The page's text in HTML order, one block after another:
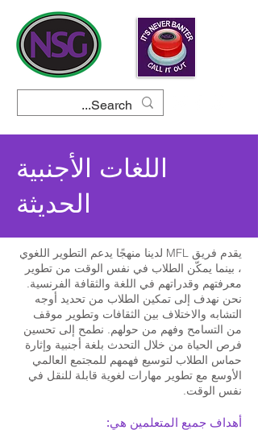
اللغات الأجنبية
الحديثة
يقدم فريق MFL لدينا منهجًا يدعم التطوير اللغوي
، بينما يمكّن الطلاب في نفس الوقت من تطوير
معرفتهم وقدراتهم في اللغة والثقافة الفرنسية.
نحن نهدف إلى تمكين الطلاب من تحديد أوجه
التشابه والاختلاف بين الثقافات وتطوير موقف
من التسامح وفهم من حولهم. نطمح إلى تحسين
فرص الحياة من خلال التحدث بلغة أجنبية وإثارة
حماس الطلاب لتوسيع فهمهم للمجتمع العالمي
الأوسع مع تطوير مهارات لغوية قابلة للنقل في
نفس الوقت.
أهداف جميع المتعلمين هي: